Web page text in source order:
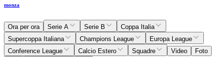
monza
Ora per ora Serie A Serie B
Coppa Italia
Supercoppa Italiana
Champions League
Europa League
Conference League
Calcio Estero Squadre Video
Foto